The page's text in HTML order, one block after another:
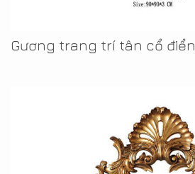
Gương trang trí tân cổ điển